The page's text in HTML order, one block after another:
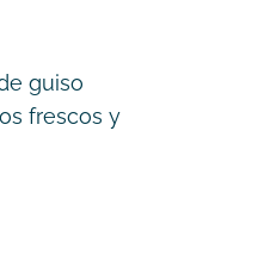
guiso
frescos y